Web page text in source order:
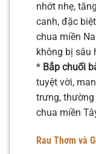
nhớt nhẹ,
canh, đặc
chua miền
không bị sâu
* Bắp chuối
tuyệt vời,
trưng,
chua miền
Rau Thơm và